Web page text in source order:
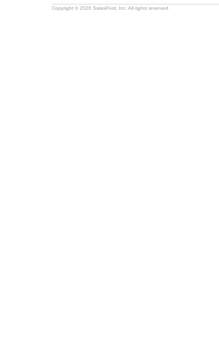
Copyright © 2026 SwissPost, Inc. All rights reserved.